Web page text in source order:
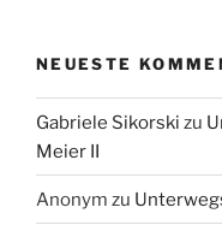
NEUESTE
Gabriele Sikorski zu
Meier II
Anonym zu